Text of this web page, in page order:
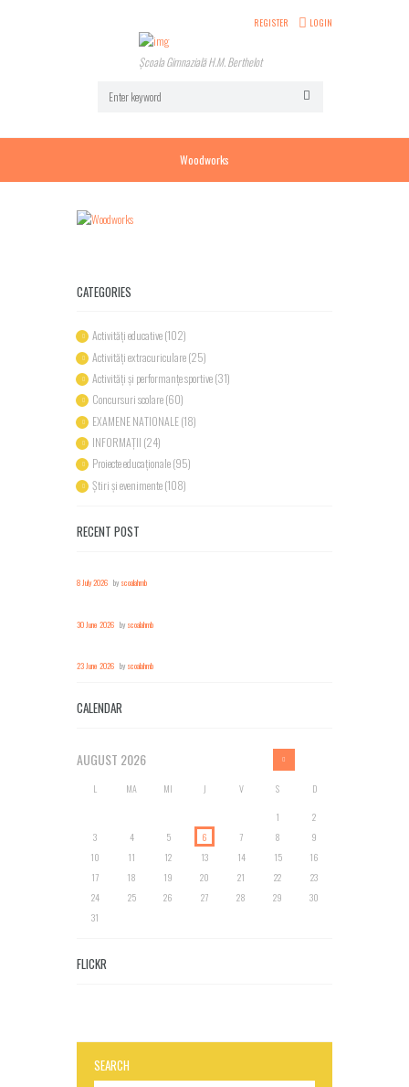
REGISTER LOGIN
Școala Gimnazială H.M. Berthelot
Woodworks
CATEGORIES
Activități educative(102)
Activități extracuriculare(25)
Activități și performanțe sportive(31)
Concursuri scolare(60)
EXAMENE NATIONALE(18)
INFORMAȚII (24)
Proiecte educaționale(95)
Știri și evenimente(108)
RECENT POST
8 July 2026 by scoalahmb
30 June 2026 by scoalahmb
23 June 2026 by scoalahmb
CALENDAR
AUGUST 2026
L MA MI J V S D
1
2
3
4 5 6 7 8
9
10
11 12 13 14 15
16
17
18 19 20 21 22
23
24
25 26 27 28 29
30
31
FLICKR
SEARCH